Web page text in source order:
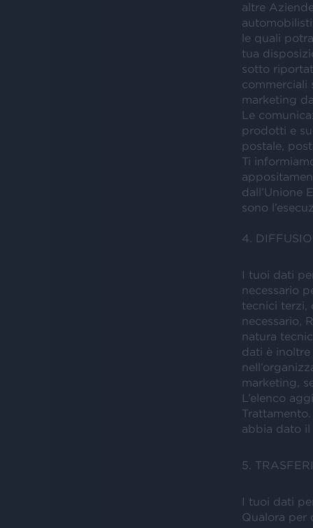
altre
le quali
tua
sotto
commerciali
marketing
Le
prodotti e
postale,
Ti
dall’Unione
sono
4.
I tuoi dati
necessario
tecnici terzi,
necessario,
natura
dati è
marketing,
L’elenco
abbia dato il
5.
I tuoi dati
Qualora per